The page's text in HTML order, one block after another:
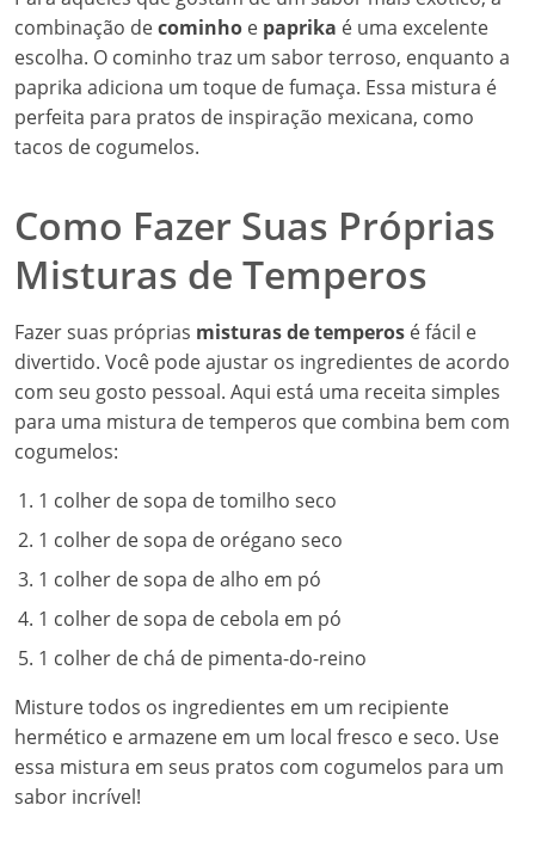
combinação decominho e paprika é uma excelente
escolha. O cominho traz um sabor terroso, enquanto a
paprika adiciona um toque de fumaça. Essa mistura é
perfeita para pratos de inspiração mexicana, como
tacos de cogumelos.
Como Fazer Suas Próprias
Misturas de Temperos
Fazer suas próprias misturas de temperos é fácil e
divertido. Você pode ajustar os ingredientes de acordo
com seu gosto pessoal. Aqui está uma receita simples
para uma mistura de temperos que combina bem com
cogumelos:
1 colher de sopa de tomilho seco
1 colher de sopa de orégano seco
1 colher de sopa de alho em pó
1 colher de sopa de cebola em pó
1 colher de chá de pimenta-do-reino
Misture todos os ingredientes em um recipiente
hermético e armazene em um local fresco e seco. Use
essa mistura em seus pratos com cogumelos para um
sabor incrível!